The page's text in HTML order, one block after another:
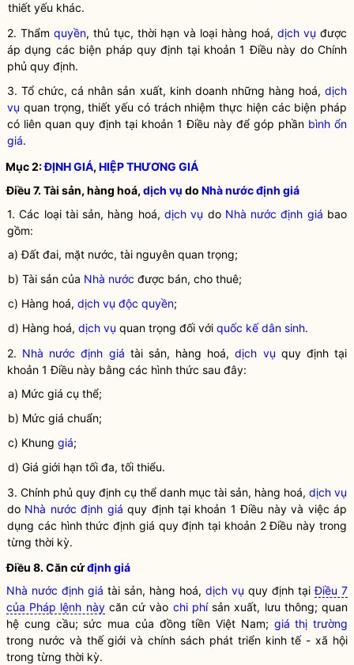
thiết yếu khác.
2. Thẩm quyền, thủ tục, thời hạn và loại hàng hoá, dịch vụ được
áp dụng các biện pháp quy định tại khoản 1 Điều này do Chính
phủ quy định.
3. Tổ chức, cá nhân sản xuất, kinh doanh những hàng hoá, dịch
vụ quan trọng, thiết yếu có trách nhiệm thực hiện các biện pháp
có liên quan quy định tại khoản 1 Điều này để góp phần bình ổn
giá.
Mục 2:ĐỊNH GIÁ, HIỆP THƯƠNG GIÁ
Điều 7. Tài sản, hàng hoá, dịch vụ do Nhà nướcđịnh giá
1. Các loại tài sản, hàng hoá, dịch vụ do Nhà nước định giá bao
gồm:
a) Đất đai, mặt nước, tài nguyên quan trọng;
b) Tài sản của Nhà nước được bán, cho thuê;
c) Hàng hoá, dịch vụ độc quyền;
d) Hàng hoá, dịch vụ quan trọng đối với quốc kế dân sinh.
2. Nhà nước định giá tài sản, hàng hoá,dịch vụ quy định tại
khoản 1 Điều này bằng các hình thức sau đây:
a) Mức giá cụ thể;
b) Mức giá chuẩn;
c) Khung giá;
d) Giá giới hạn tối đa, tối thiểu.
3. Chính phủ quy định cụ thể danh mục tài sản, hàng hoá, dịch vụ
do Nhà nước định giá quy định tại khoản 1 Điều này và việc áp
dụng các hình thứcđịnh giá quy định tại khoản 2 Điều này trong
từng thời kỳ.
Điều 8. Căn cứđịnh giá
Nhà nước định giá tài sản, hàng hoá, dịch vụ quy định tạiĐiều 7
của Pháp lệnh nàycăn cứ vào chi phísản xuất, lưu thông; quan
hệ cung cầu; sức mua của đồng tiền Việt Nam; giá thị trường
trong nước và thế giới và chính sách phát triển kinh tế - xã hội
trong từng thời kỳ.